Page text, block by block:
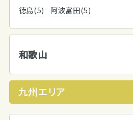
徳島(5) 阿波富田(5)
和歌山
九州エリア